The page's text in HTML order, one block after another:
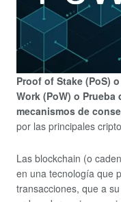
Proof of Stake (PoS)
Work (PoW) o Prueba
mecanismos de
por las principales
Las blockchain (o
en una tecnología que
transacciones, que a